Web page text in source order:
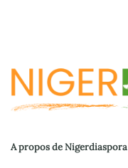
A propos de Nigerdiaspora